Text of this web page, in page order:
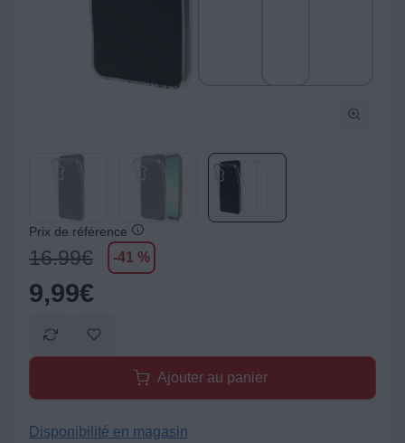
Prix de référence
16.99€ -41 %
9,99€
Ajouter au panier
Disponibilité en magasin